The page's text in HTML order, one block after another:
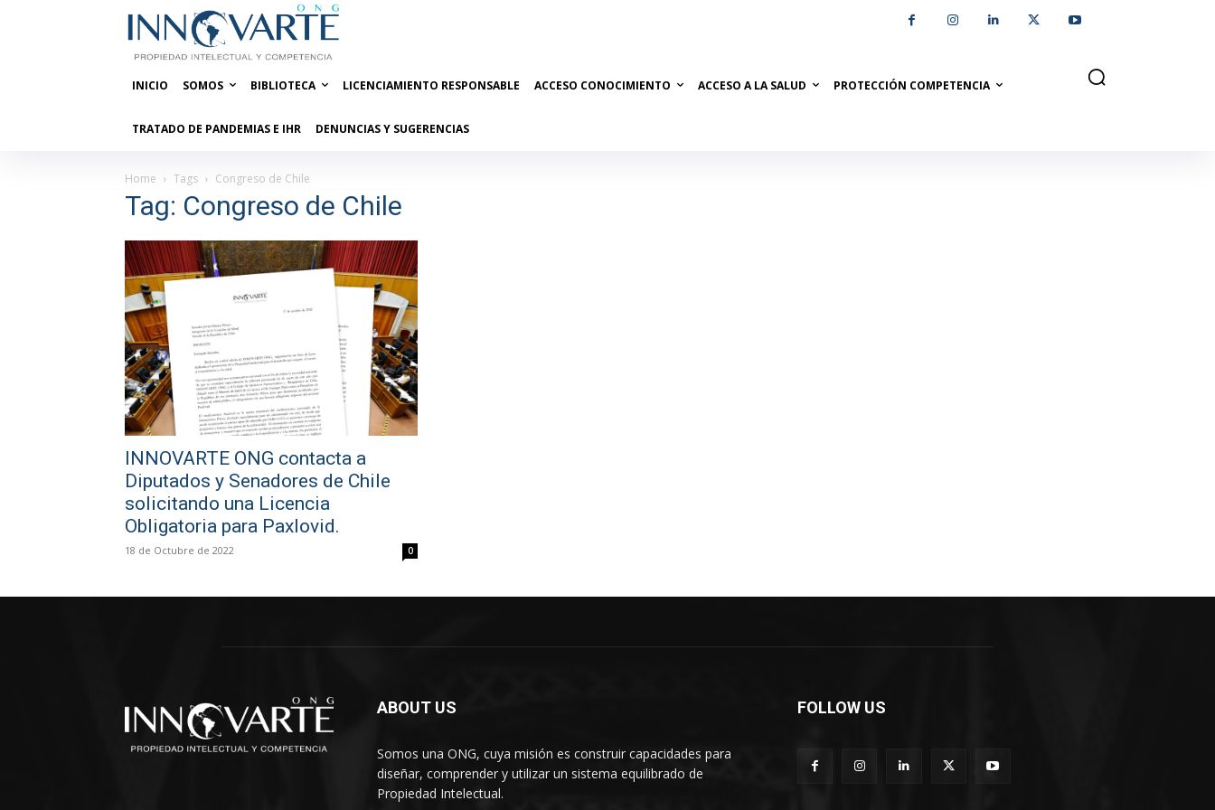
INICIO SOMOS BIBLIOTECA LICENCIAMIENTO RESPONSABLE ACCESO CONOCIMIENTO ACCESO A LA SALUD PROTECCIÓN COMPETENCIA
TRATADO DE PANDEMIAS E IHR DENUNCIAS Y SUGERENCIAS
Home Tags Congreso de Chile
Tag: Congreso de Chile
INNOVARTE ONG contacta a
Diputados y Senadores de Chile
solicitando una Licencia
Obligatoria para Paxlovid.
18 de Octubre de 2022 0
ABOUT US
Somos una ONG, cuya misión es construir capacidades para
diseñar, comprender y utilizar un sistema equilibrado de
Propiedad Intelectual.
FOLLOW US